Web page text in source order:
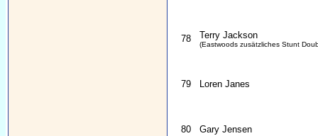
78 Terry Jackson
(Eastwoods zusätzliches Stunt
79 Loren Janes
80 Gary Jensen